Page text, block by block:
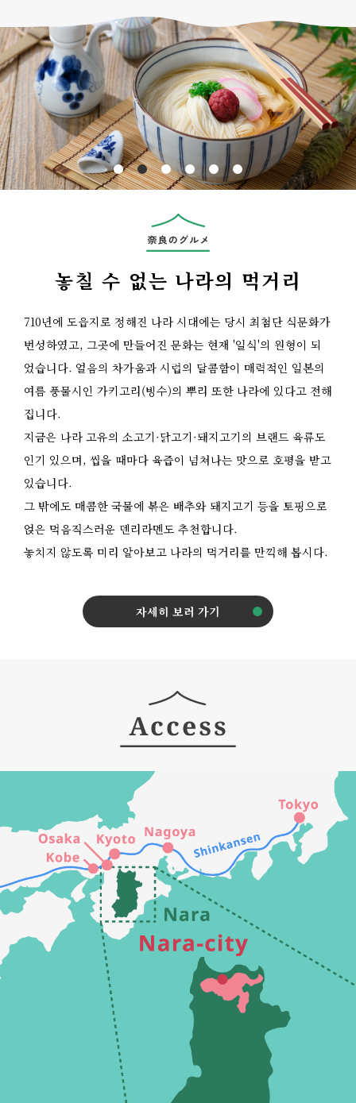
Previous
놓칠 수 없는 나라의 먹거리
710년에 도읍지로 정해진 나라 시대에는 당시 최첨단 식문화가
번성하였고, 그곳에 만들어진 문화는 현재 '일식'의 원형이 되
었습니다. 얼음의 차가움과 시럽의 달콤함이 매력적인 일본의
여름 풍물시인 가키고리(빙수)의 뿌리 또한 나라에 있다고 전해
집니다.
지금은 나라 고유의 소고기·닭고기·돼지고기의 브랜드 육류도
인기 있으며, 씹을 때마다 육즙이 넘쳐나는 맛으로 호평을 받고
있습니다.
그 밖에도 매콤한 국물에 볶은 배추와 돼지고기 등을 토핑으로
얹은 먹음직스러운 덴리라멘도 추천합니다.
놓치지 않도록 미리 알아보고 나라의 먹거리를 만끽해 봅시다.
자세히 보러 가기